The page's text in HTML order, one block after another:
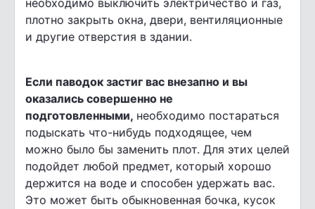
необходимо выключить электричество и газ,
плотно закрыть окна, двери, вентиляционные
и другие отверстия в здании.
Если паводок застиг вас внезапно и вы
оказались совершенно не
подготовленными, необходимо постараться
подыскать что-нибудь подходящее, чем
можно было бы заменить плот. Для этих целей
подойдет любой предмет, который хорошо
держится на воде и способен удержать вас.
Это может быть обыкновенная бочка, кусок